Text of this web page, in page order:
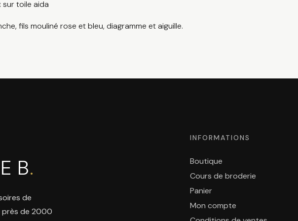
toile aida
fils mouliné rose et bleu, diagramme et aiguille.
B.
de
près de 2000
INFORMATIONS
Boutique
Cours de broderie
Panier
Mon compte